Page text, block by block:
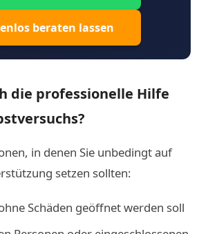
beraten lassen
die professionelle Hilfe
in denen Sie unbedingt auf
setzen sollten:
Schäden geöffnet werden soll